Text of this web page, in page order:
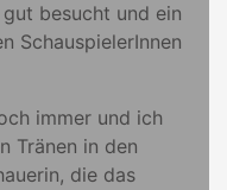
besucht und ein
SchauspielerInnen
immer und ich
Tränen in den
die das